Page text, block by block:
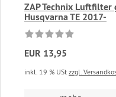
ZAP Technix Luftfilter
Husqvarna TE 2017-
EUR 13,95
inkl. 19 % USt zzgl.